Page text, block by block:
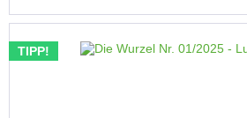
TIPP!